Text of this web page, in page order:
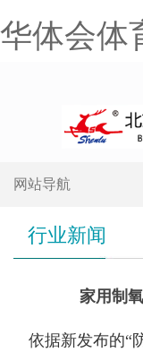
华体会体
网站导航
行业新闻
家用制
依据新发布的“